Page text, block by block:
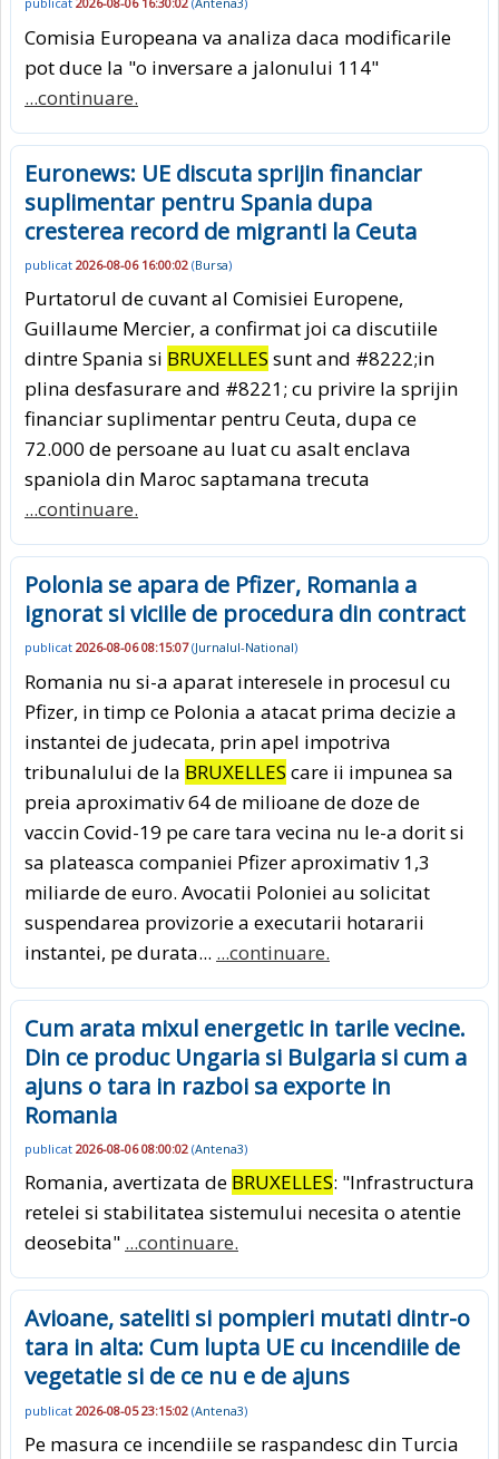
Comisia Europeana va analiza daca modificarile
pot duce la "o inversare a jalonului 114"
...continuare.
Euronews: UE discuta sprijin financiar
suplimentar pentru Spania dupa
cresterea record de migranti la Ceuta
publicat 2026-08-06 16:00:02 (Bursa)
Purtatorul de cuvant al Comisiei Europene,
Guillaume Mercier, a confirmat joi ca discutiile
dintre Spania si BRUXELLES sunt and #8222;in
plina desfasurare and #8221; cu privire la sprijin
financiar suplimentar pentru Ceuta, dupa ce
72.000 de persoane au luat cu asalt enclava
spaniola din Maroc saptamana trecuta
...continuare.
Polonia se apara de Pfizer, Romania a
ignorat si viciile de procedura din contract
publicat 2026-08-06 08:15:07(Jurnalul-National)
Romania nu si-a aparat interesele in procesul cu
Pfizer, in timp ce Polonia a atacat prima decizie a
instantei de judecata, prin apel impotriva
tribunalului de la BRUXELLES care ii impunea sa
preia aproximativ 64 de milioane de doze de
vaccin Covid-19 pe care tara vecina nu le-a dorit si
sa plateasca companiei Pfizer aproximativ 1,3
miliarde de euro. Avocatii Poloniei au solicitat
suspendarea provizorie a executarii hotararii
instantei, pe durata... ...continuare.
Cum arata mixul energetic in tarile vecine.
Din ce produc Ungaria si Bulgaria si cum a
ajuns o tara in razboi sa exporte in
Romania
publicat 2026-08-06 08:00:02 (Antena3)
Romania, avertizata de BRUXELLES: "Infrastructura
retelei si stabilitatea sistemului necesita o atentie
deosebita" ...continuare.
Avioane, sateliti si pompieri mutati dintr-o
tara in alta: Cum lupta UE cu incendiile de
vegetatie si de ce nu e de ajuns
publicat 2026-08-05 23:15:02 (Antena3)
Pe masura ce incendiile se raspandesc din Turcia